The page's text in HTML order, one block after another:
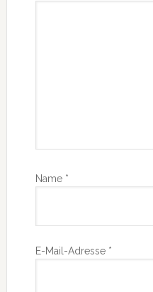
Name *
E-Mail-Adresse *